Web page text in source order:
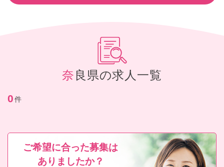
奈良県の求人一覧
0件
ご希望に合った募集は
ありましたか？